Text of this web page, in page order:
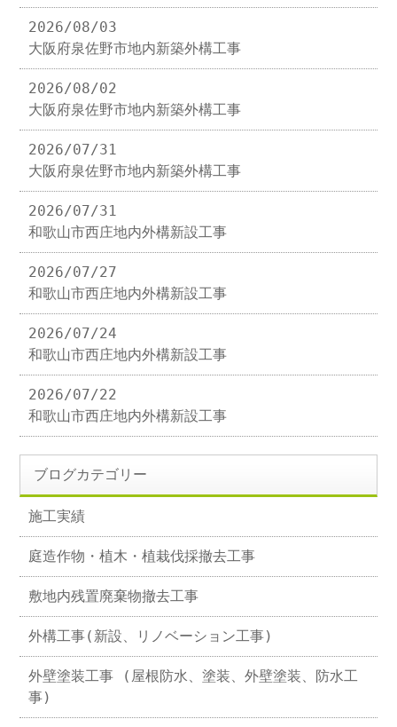
2026/08/03
大阪府泉佐野市地内新築外構工事
2026/08/02
大阪府泉佐野市地内新築外構工事
2026/07/31
大阪府泉佐野市地内新築外構工事
2026/07/31
和歌山市西庄地内外構新設工事
2026/07/27
和歌山市西庄地内外構新設工事
2026/07/24
和歌山市西庄地内外構新設工事
2026/07/22
和歌山市西庄地内外構新設工事
ブログカテゴリー
施工実績
庭造作物・植木・植栽伐採撤去工事
敷地内残置廃棄物撤去工事
外構工事(新設、リノベーション工事)
外壁塗装工事 (屋根防水、塗装、外壁塗装、防水工
事)